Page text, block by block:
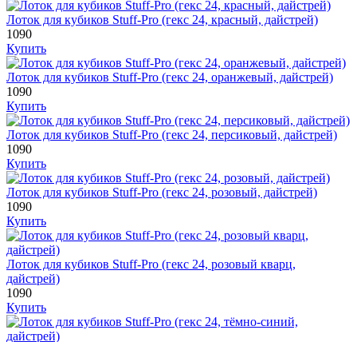
Лоток для кубиков Stuff-Pro (гекс 24, красный, дайстрей)
1090
Купить
Лоток для кубиков Stuff-Pro (гекс 24, оранжевый, дайстрей)
1090
Купить
Лоток для кубиков Stuff-Pro (гекс 24, персиковый, дайстрей)
1090
Купить
Лоток для кубиков Stuff-Pro (гекс 24, розовый, дайстрей)
1090
Купить
Лоток для кубиков Stuff-Pro (гекс 24, розовый кварц,
дайстрей)
1090
Купить